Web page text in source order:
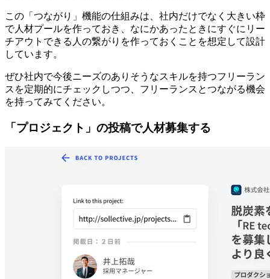
この「つながり」機能の仕組みは、 社内だけでなく大きい枠
で人材プールを作っておき、なにかあったときにすぐにリー
チアウトできる人の繋がりを作っておく ことを想定して設計
しています。
ぜひ社内で今後ニーズのありそうなスキルを持つフリーラン
スを定期的にチェックしつつ、フリーランスとつながる機会
を持ってみてください。
「プロジェクト」の投稿で人材募集する